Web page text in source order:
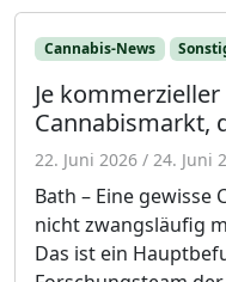
Cannabis-News
Je
Cannabismarkt,
22. Juni 2026 / 24. Juni
Bath – Eine gewisse
nicht zwangsläufig
Das ist ein